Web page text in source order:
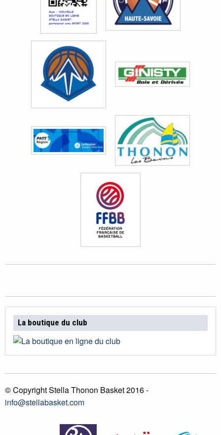
La boutique du club
© Copyright Stella Thonon Basket 2016 -
info@stellabasket.com